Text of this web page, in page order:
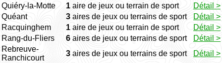
Quiéry-la-Motte
1 aire de jeux ou terrain de sport
Détail >
Quéant
3 aires de jeux ou terrains de sport
Détail >
Racquinghem
1 aire de jeux ou terrain de sport
Détail >
Rang-du-Fliers
6 aires de jeux ou terrains de sport
Détail >
Rebreuve-
Ranchicourt
3 aires de jeux ou terrains de sport
Détail >